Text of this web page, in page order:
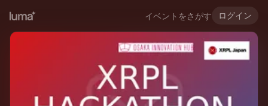
イベントをさがす ログイン